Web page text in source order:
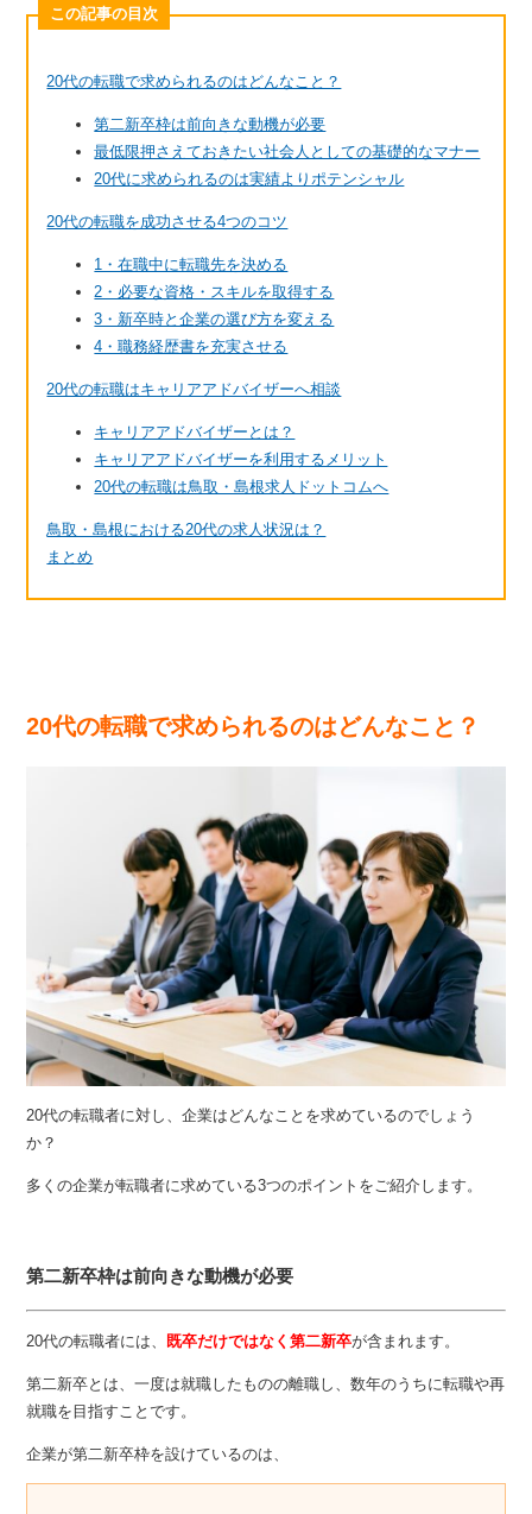
この記事の目次
20代の転職で求められるのはどんなこと？
第二新卒枠は前向きな動機が必要
最低限押さえておきたい社会人としての基礎的なマナー
20代に求められるのは実績よりポテンシャル
20代の転職を成功させる4つのコツ
1・在職中に転職先を決める
2・必要な資格・スキルを取得する
3・新卒時と企業の選び方を変える
4・職務経歴書を充実させる
20代の転職はキャリアアドバイザーへ相談
キャリアアドバイザーとは？
キャリアアドバイザーを利用するメリット
20代の転職は鳥取・島根求人ドットコムへ
鳥取・島根における20代の求人状況は？
まとめ
20代の転職で求められるのはどんなこと？
20代の転職者に対し、企業はどんなことを求めているのでしょう
か？
多くの企業が転職者に求めている3つのポイントをご紹介します。
第二新卒枠は前向きな動機が必要
20代の転職者には、 既卒だけではなく第二新卒が含まれます。
第二新卒とは、一度は就職したものの離職し、数年のうちに転職や再
就職を目指すことです。
企業が第二新卒枠を設けているのは、